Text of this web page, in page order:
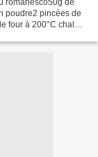
poudre2 pincées de
four à 200°C chaleur